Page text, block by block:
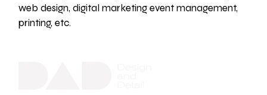
web design, digital marketing event management,
printing, etc.